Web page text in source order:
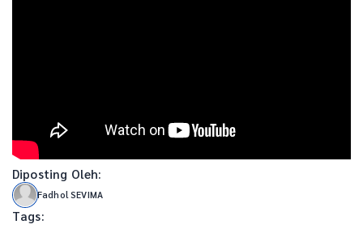
Diposting Oleh:
Fadhol SEVIMA
Tags: